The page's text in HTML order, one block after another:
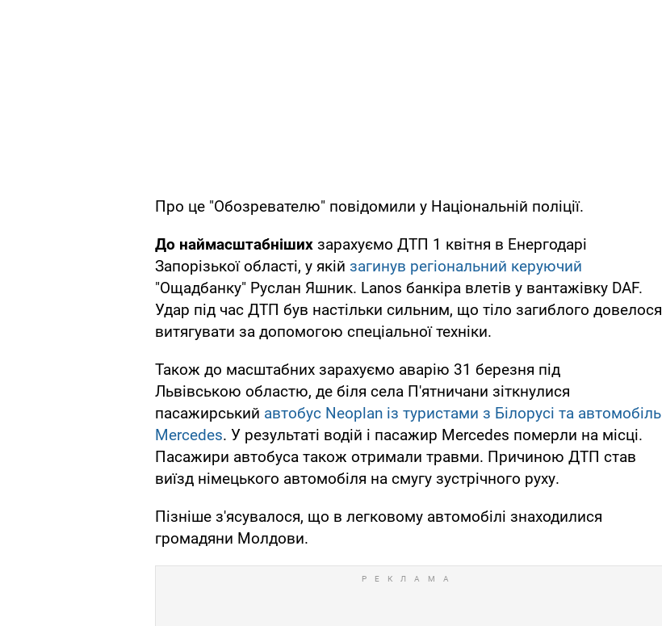
Про це "Обозревателю" повідомили у Національній поліції.
До наймасштабніших зарахуємо ДТП 1 квітня в Енергодарі
Запорізької області, у якій загинув регіональний керуючий
"Ощадбанку" Руслан Яшник. Lanos банкіра влетів у вантажівку DAF.
Удар під час ДТП був настільки сильним, що тіло загиблого довелося
витягувати за допомогою спеціальної техніки.
Також до масштабних зарахуємо аварію 31 березня під
Львівською областю, де біля села П'ятничани зіткнулися
пасажирський автобус Neoplan із туристами з Білорусі та автомобіль
Mercedes. У результаті водій і пасажир Mercedes померли на місці.
Пасажири автобуса також отримали травми. Причиною ДТП став
виїзд німецького автомобіля на смугу зустрічного руху.
Пізніше з'ясувалося, що в легковому автомобілі знаходилися
громадяни Молдови.